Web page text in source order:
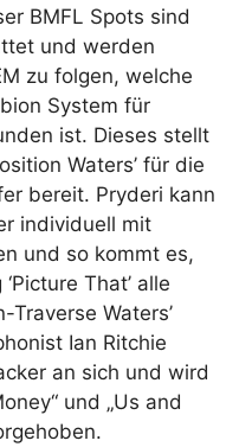
BMFL Spots sind
und werden
zu folgen, welche
System für
ist. Dieses stellt
Waters’ für die
bereit. Pryderi kann
individuell mit
und so kommt es,
That’ alle
Waters’
Ian Ritchie
an sich und wird
und „Us and